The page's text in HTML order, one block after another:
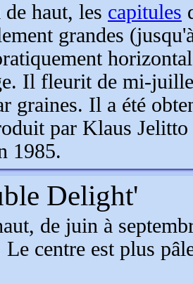
haut, les capitules
grandes
Il fleurit de mi-
graines. Il a été
par Klaus
1985.
Delight'
de juin à
Le centre est plus